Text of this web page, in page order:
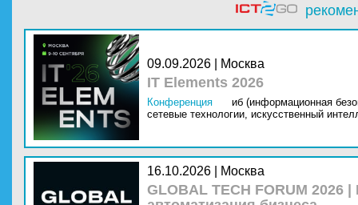
09.09.2026 | Москва
IT Elements 2026
Конференция
иб (информационная
сетевые технологии, искусственный
16.10.2026 | Москва
GLOBAL TECH FORUM